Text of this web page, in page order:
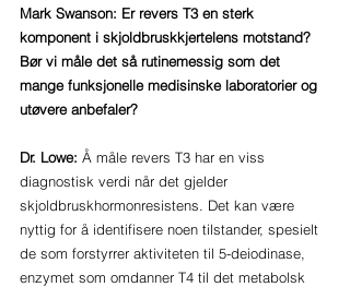
Mark Swanson: Er revers T3 en sterk
komponent i skjoldbruskkjertelens motstand?
Bør vi måle det så rutinemessig som det
mange funksjonelle medisinske laboratorier og
utøvere anbefaler?
Dr. Lowe: Å måle revers T3 har en viss
diagnostisk verdi når det gjelder
skjoldbruskhormonresistens. Det kan være
nyttig for å identifisere noen tilstander, spesielt
de som forstyrrer aktiviteten til 5-deiodinase,
enzymet som omdanner T4 til det metabolsk